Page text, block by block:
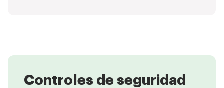
Controles de seguridad